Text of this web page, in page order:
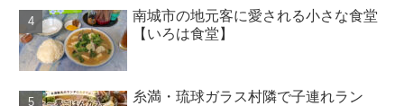
南城市の地元客に愛される小さな食堂
【いろは食堂】
糸満・琉球ガラス村隣で子連れラン